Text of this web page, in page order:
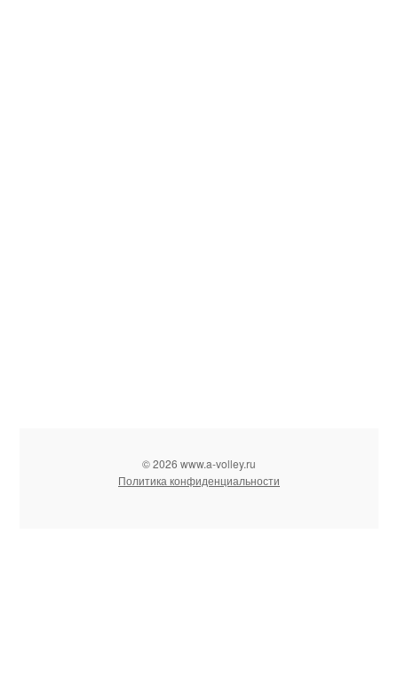
© 2026 www.a-volley.ru
Политика конфиденциальности